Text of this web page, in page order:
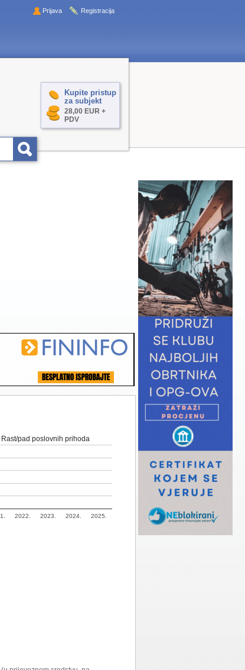
Prijava Registracija
Kupite pristup
za subjekt
28,00 EUR +
PDV
Rast/pad poslovnih prihoda
2022. 2023. 2024. 2025.